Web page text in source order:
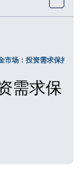
市场：投资需求保持强劲
需求保